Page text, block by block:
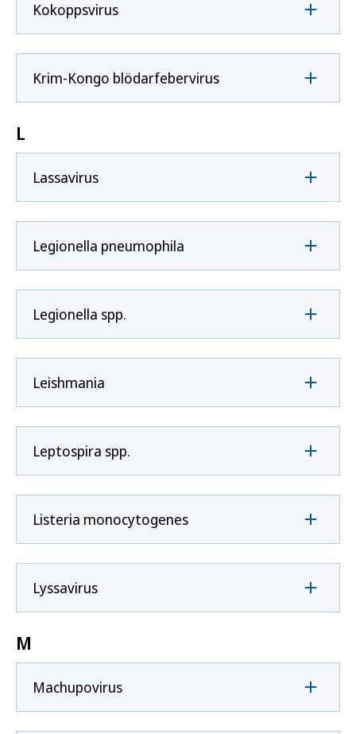
Kokoppsvirus
Krim-Kongo blödarfebervirus
L
Lassavirus
Legionella pneumophila
Legionella spp.
Leishmania
Leptospira spp.
Listeria monocytogenes
Lyssavirus
M
Machupovirus